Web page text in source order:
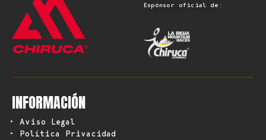
Espónsor oficial de:
INFORMACIÓN
• Aviso Legal
• Política Privacidad